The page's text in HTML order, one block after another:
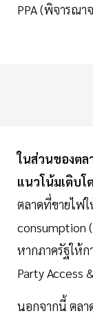
PPA (พิจารณา
ในส่วนของตล
แนวโน้มเติบโ
ตลาดที่ขายไฟใ
consumption
หากภาครัฐให้
Party Access
นอกจากนี้ ตลา